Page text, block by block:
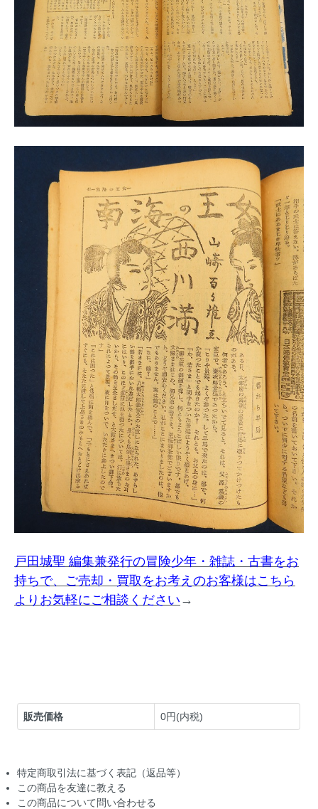
戸田城聖 編集兼発行の冒険少年・雑誌・古書をお
持ちで、ご売却・買取をお考えのお客様はこちら
よりお気軽にご相談ください →
販売価格 0円(内税)
特定商取引法に基づく表記（返品等）
この商品を友達に教える
この商品について問い合わせる